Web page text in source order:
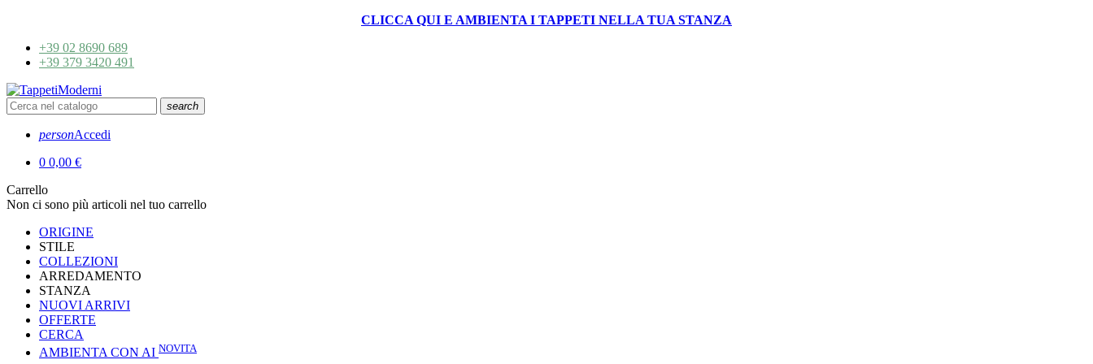
CLICCA QUI E AMBIENTA I TAPPETI NELLA TUA STANZA
+39 02 8690 689
+39 379 3420 491
search
personAccedi
0 0,00 €
Carrello
Non ci sono più articoli nel tuo carrello
ORIGINE
STILE
COLLEZIONI
ARREDAMENTO
STANZA
NUOVI ARRIVI
OFFERTE
CERCA
AMBIENTA CON AI NOVITA